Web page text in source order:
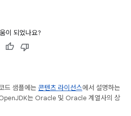
이 되었나요?
드 샘플에는 콘텐츠 라이선스에서 설명하는
는 Oracle 및 Oracle 계열사의 상